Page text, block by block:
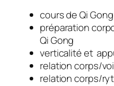
cours de Qi Gong
préparation
Qi Gong
verticalité et
relation corps/
relation corps/